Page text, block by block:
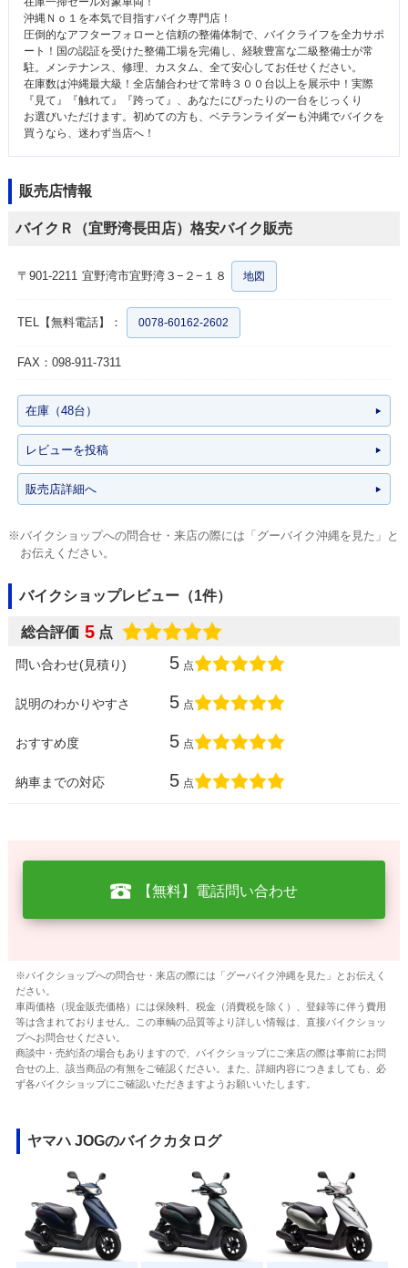
沖縄Ｎｏ１を本気で目指すバイク専門店！
圧倒的なアフターフォローと信頼の整備体制で、バイクライフを全力サポ
ート！国の認証を受けた整備工場を完備し、経験豊富な二級整備士が常
駐。メンテナンス、修理、カスタム、全て安心してお任せください。
在庫数は沖縄最大級！全店舗合わせて常時３００台以上を展示中！実際
『見て』『触れて』『跨って』、あなたにぴったりの一台をじっくり
お選びいただけます。初めての方も、ベテランライダーも沖縄でバイクを
買うなら、迷わず当店へ！
販売店情報
バイクＲ（宜野湾長田店）格安バイク販売
〒901-2211 宜野湾市宜野湾３−２−１８ 地図
TEL【無料電話】： 0078-60162-2602
FAX：098-911-7311
在庫（48台）
レビューを投稿
販売店詳細へ
※バイクショップへの問合せ・来店の際には「グーバイク沖縄を見た」と
お伝えください。
バイクショップレビュー（1件）
総合評価 5 点
問い合わせ(見積り) 5 点
説明のわかりやすさ 5 点
おすすめ度 5 点
納車までの対応 5 点
【無料】電話問い合わせ
※バイクショップへの問合せ・来店の際には「グーバイク沖縄を見た」とお伝えく
ださい。
車両価格（現金販売価格）には保険料、税金（消費税を除く）、登録等に伴う費用
等は含まれておりません。この車輌の品質等より詳しい情報は、直接バイクショッ
プへお問合せください。
商談中・売約済の場合もありますので、バイクショップにご来店の際は事前にお問
合せの上、該当商品の有無をご確認ください。また、詳細内容につきましても、必
ず各バイクショップにご確認いただきますようお願いいたします。
ヤマハ JOGのバイクカタログ